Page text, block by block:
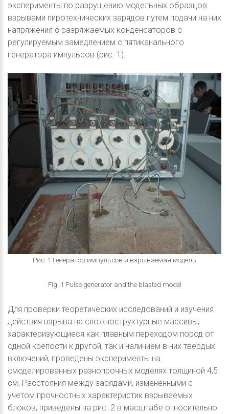
эксперименты по разрушению модельных образцов
взрывами пиротехнических зарядов путем подачи на них
напряжения с разряжаемых конденсаторов с
регулируемым замедлением с пятиканального
генератора импульсов (рис. 1).
Рис. 1 Генератор импульсов и взрываемая модель
Fig. 1 Pulse generator and the blasted model
Для проверки теоретических исследований и изучения
действия взрыва на сложноструктурные массивы,
характеризующиеся как плавным переходом пород от
одной крепости к другой, так и наличием в них твердых
включений, проведены эксперименты на
смоделированных разнопрочных моделях толщиной 4,5
см. Расстояния между зарядами, измененными с
учетом прочностных характеристик взрываемых
блоков, приведены на рис. 2 в масштабе относительно